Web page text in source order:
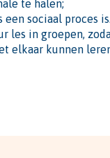
te halen;
sociaal proces
les in groepen,
elkaar kunnen